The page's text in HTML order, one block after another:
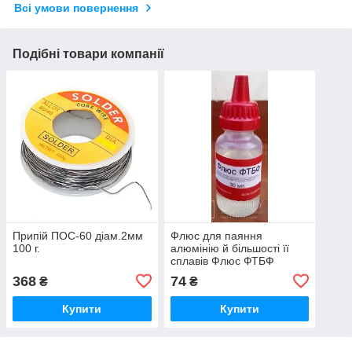
Всі умови повернення
Подібні товари компанії
Припій ПОС-60 діам.2мм
100 г.
368 ₴
Купити
Флюс для паяння
алюмінію й більшості її
сплавів Флюс ФТБФ
74₴
Купити